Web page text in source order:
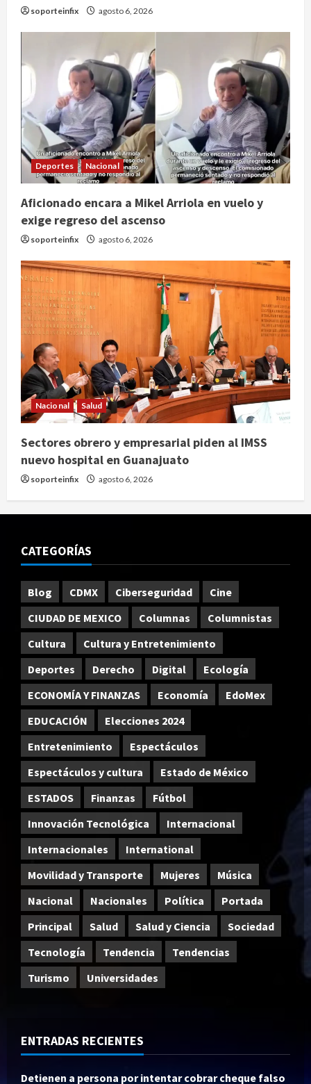
soporteinfix agosto 6, 2026
Deportes Nacional
Aficionado encara a Mikel Arriola en vuelo y
exige regreso del ascenso
soporteinfix agosto 6, 2026
Nacional Salud
Sectores obrero y empresarial piden al IMSS
nuevo hospital en Guanajuato
soporteinfix agosto 6, 2026
CATEGORÍAS
Blog CDMX Ciberseguridad
Cine
CIUDAD DE MEXICO
Columnas
Columnistas
Cultura
Cultura y Entretenimiento
Deportes
Derecho Digital
Ecología
ECONOMÍA Y FINANZAS
Economía
EdoMex
EDUCACIÓN
Elecciones 2024
Entretenimiento
Espectáculos
Espectáculos y cultura
Estado de México
ESTADOS
Finanzas
Fútbol
Innovación Tecnológica
Internacional
Internacionales
International
Movilidad y Transporte
Mujeres
Música
Nacional
Nacionales Política
Portada
Principal
Salud Salud y Ciencia
Sociedad
Tecnología
Tendencia
Tendencias
Turismo
Universidades
ENTRADAS RECIENTES
Detienen a persona por intentar cobrar cheque falso